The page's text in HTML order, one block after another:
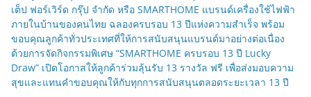
เต็ป ฟอร์เวิร์ด กรุ๊ป จำกัด หรือ SMARTHOME แบรนด์เครื่องใช้ไฟฟ้า
ภายในบ้านของคนไทย ฉลองครบรอบ 13 ปีแห่งความสำเร็จ พร้อม
ขอบคุณลูกค้าทั่วประเทศที่ให้การสนับสนุนแบรนด์มาอย่างต่อเนื่อง
ด้วยการจัดกิจกรรมพิเศษ “SMARTHOME ครบรอบ 13 ปี Lucky
Draw” เปิดโอกาสให้ลูกค้าร่วมลุ้นรับ 13 รางวัล ฟรี เพื่อส่งมอบความ
สุขและแทนคำขอบคุณให้กับทุกการสนับสนุนตลอดระยะเวลา 13 ปี